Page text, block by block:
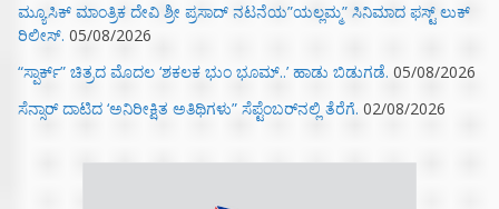
ಮ್ಯೂಸಿಕ್‌ ಮಾಂತ್ರಿಕ ದೇವಿ ಶ್ರೀ ಪ್ರಸಾದ್ ನಟನೆಯ”ಯಲ್ಲಮ್ಮ” ಸಿನಿಮಾದ ಫಸ್ಟ್‌ ಲುಕ್‌
ರಿಲೀಸ್. 05/08/2026
“ಸ್ಪಾರ್ಕ್” ಚಿತ್ರದ ಮೊದಲ‌ ‘ಶಕಲಕ ಭುಂ‌ ಭೂಮ್..’ ಹಾಡು ಬಿಡುಗಡೆ. 05/08/2026
ಸೆನ್ಸಾರ್ ದಾಟಿದ ‘ಅನಿರೀಕ್ಷಿತ ಅತಿಥಿಗಳು” ಸೆಪ್ಟೆಂಬರ್‌ನಲ್ಲಿ ತೆರೆಗೆ. 02/08/2026